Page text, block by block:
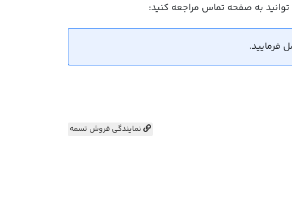
به صفحه تماس مراجعه کنید:
نمایندگی فروش تسمه